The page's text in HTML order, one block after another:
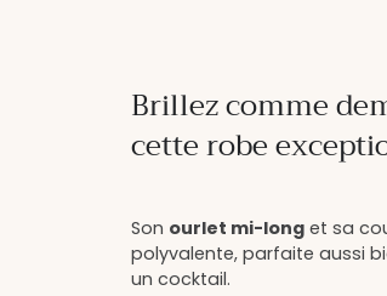
Brillez comme
cette robe
Son ourlet mi-long et sa
polyvalente, parfaite aussi
un cocktail.